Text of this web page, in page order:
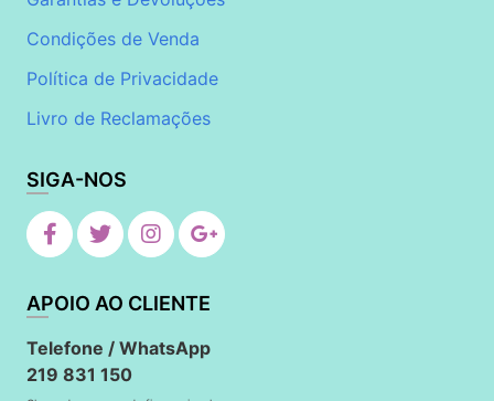
Condições de Venda
Política de Privacidade
Livro de Reclamações
SIGA-NOS
APOIO AO CLIENTE
Telefone / WhatsApp
219 831 150